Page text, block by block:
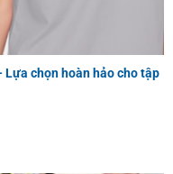
chọn hoàn hảo cho tập